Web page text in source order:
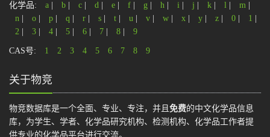
化学品: a b c d e f g h i j k l m
n
o p q r s t u v w x y z 0 1
2
3 4 5 6 7 8 9
CAS号: 1 2 3 4 5 6 7 8 9
关于物竞
物竞数据库是一个全面、专业、专注，并且 免费的中文化学品信息
库，为学生、学者、化学品研究机构、检测机构、化学品工作者提
供专业的化学品平台进行交流。